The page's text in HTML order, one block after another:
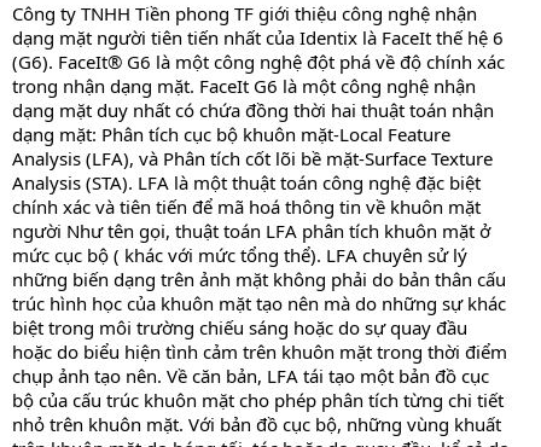
Công ty TNHH Tiền phong TF giới thiệu công nghệ nhận
dạng mặt người tiên tiến nhất của Identix là FaceIt thế hệ 6
(G6). FaceIt® G6 là một công nghệ đột phá về độ chính xác
trong nhận dạng mặt. FaceIt G6 là một công nghệ nhận
dạng mặt duy nhất có chứa đồng thời hai thuật toán nhận
dạng mặt: Phân tích cục bộ khuôn mặt-Local Feature
Analysis (LFA), và Phân tích cốt lõi bề mặt-Surface Texture
Analysis (STA). LFA là một thuật toán công nghệ đặc biệt
chính xác và tiên tiến để mã hoá thông tin về khuôn mặt
người Như tên gọi, thuật toán LFA phân tích khuôn mặt ở
mức cục bộ ( khác với mức tổng thể). LFA chuyên sử lý
những biến dạng trên ảnh mặt không phải do bản thân cấu
trúc hình học của khuôn mặt tạo nên mà do những sự khác
biệt trong môi trường chiếu sáng hoặc do sự quay đầu
hoặc do biểu hiện tình cảm trên khuôn mặt trong thời điểm
chụp ảnh tạo nên. Về căn bản, LFA tái tạo một bản đồ cục
bộ của cấu trúc khuôn mặt cho phép phân tích từng chi tiết
nhỏ trên khuôn mặt. Với bản đồ cục bộ, những vùng khuất